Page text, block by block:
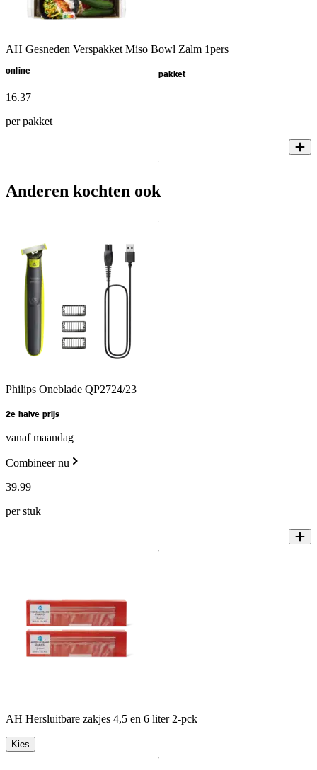
AH Gesneden Verspakket Miso Bowl Zalm 1pers
online pakket
16.37
per pakket
Anderen kochten ook
Philips Oneblade QP2724/23
2e halve prijs
vanaf maandag
Combineer nu
39.99
per stuk
AH Hersluitbare zakjes 4,5 en 6 liter 2-pck
Kies